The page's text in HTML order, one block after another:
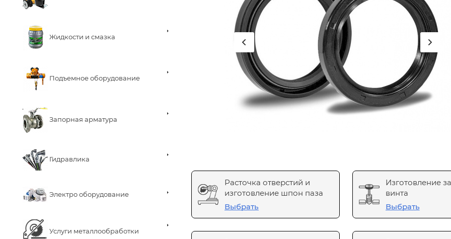
Жидкости и смазка
Подъемное оборудование
Запорная арматура
Гидравлика
Электро оборудование
Услуги металлообработки
Расточка отверстий и
изготовление шпон паза
Выбрать
Изготовление
винта
Выбрать